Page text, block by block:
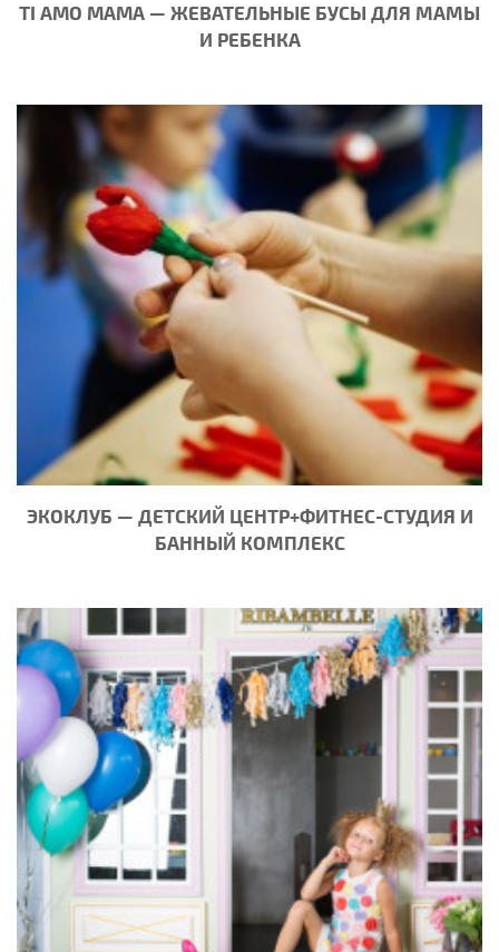
TI AMO MAMA — ЖЕВАТЕЛЬНЫЕ БУСЫ ДЛЯ МАМЫ
И РЕБЕНКА
ЭКОКЛУБ — ДЕТСКИЙ ЦЕНТР+ФИТНЕС-СТУДИЯ И
БАННЫЙ КОМПЛЕКС